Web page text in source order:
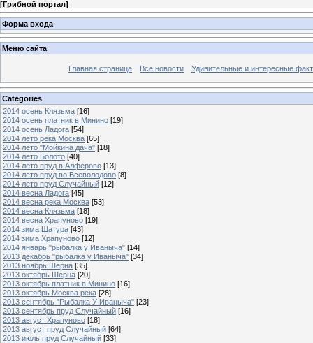
[Грибной портал]
Форма входа
Меню сайта
Главная страница Все новости Удивительные и интересные
Categories
2014 осень Клязьма [16]
2014 осень платник в Минино [19]
2014 осень Ладога [54]
2014 лето река Москва [65]
2014 лето "Мойкина дача" [18]
2014 лето Болото [40]
2014 лето пруд в Алферово [13]
2014 лето пруд во Всеволодово [8]
2014 лето пруд Случайный [12]
2014 весна Ладога [45]
2014 весна река Москва [53]
2014 весна Клязьма [18]
2014 весна Храпуново [19]
2014 зима Шатура [43]
2014 зима Храпуново [12]
2014 январь "рыбалка у Иваныча" [14]
2013 декабрь "рыбалка у Иваныча" [34]
2013 ноябрь Шерна [35]
2013 октябрь Шерна [20]
2013 октябрь платник в Минино [16]
2013 октябрь Москва река [28]
2013 сентябрь "Рыбалка У Иваныча" [23]
2013 сентябрь пруд Случайный [16]
2013 август Храпуново [18]
2013 август пруд Случайный [64]
2013 июль пруд Случайный [33]